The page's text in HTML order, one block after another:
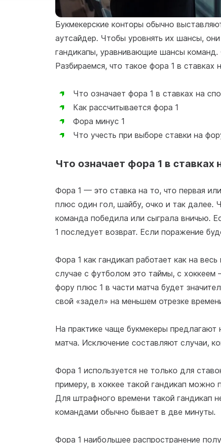
Букмекерские конторы обычно
аутсайдер. Чтобы уровнять их шансы,
гандикапы, уравнивающие шансы
Разбираемся, что такое фора 1 в ставках
Что означает фора 1 в ставках на
Как рассчитывается фора 1
Фора минус 1
Что учесть при выборе ставки на
Что означает фора 1 в ставках
Фора 1 — это ставка на то, что первая
плюс один гол, шайбу, очко и так далее.
команда победила или сыграла вничью.
1 последует возврат. Если поражение
Фора 1 как гандикап работает как на
случае с футболом это таймы, с
фору плюс 1 в части матча будет
свой «задел» на меньшем отрезке
На практике чаще букмекеры
матча. Исключение составляют случаи,
Фора 1 используется не только для
примеру, в хоккее такой гандикап можно
Для штрафного времени такой гандикап
командами обычно бывает в две минуты.
Фора 1 наибольшее распространение